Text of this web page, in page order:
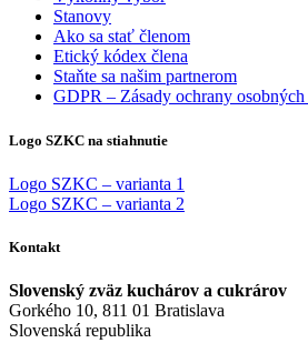
Stanovy
Ako sa stať členom
Etický kódex člena
Staňte sa našim partnerom
GDPR – Zásady ochrany
Logo SZKC na stiahnutie
Logo SZKC – varianta 1
Logo SZKC – varianta 2
Kontakt
Slovenský zväz kuchárov a cukrárov
Gorkého 10, 811 01 Bratislava
Slovenská republika